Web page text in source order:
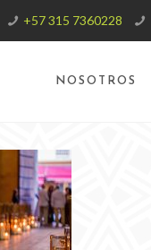
+57 315 7360228
NOSOTROS